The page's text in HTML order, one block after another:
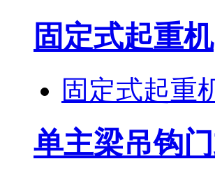
固定式起重机
固定式起重
单主梁吊钩